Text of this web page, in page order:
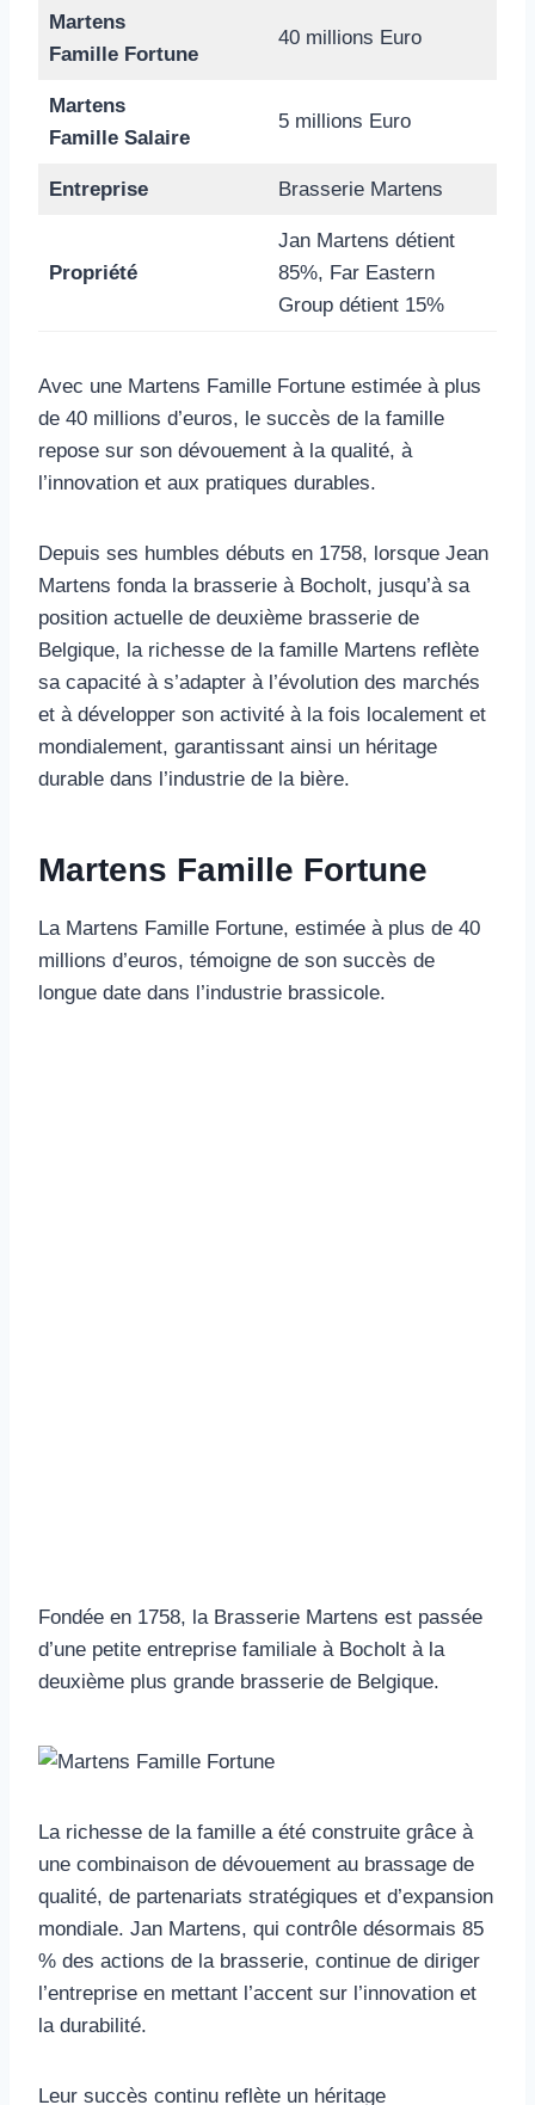
Martens
Famille Fortune
40 millions Euro
Martens
Famille Salaire
5 millions Euro
Entreprise Brasserie Martens
Propriété
Jan Martens détient
85%, Far Eastern
Group détient 15%
Avec une Martens Famille Fortune estimée à plus
de 40 millions d’euros, le succès de la famille
repose sur son dévouement à la qualité, à
l’innovation et aux pratiques durables.
Depuis ses humbles débuts en 1758, lorsque Jean
Martens fonda la brasserie à Bocholt, jusqu’à sa
position actuelle de deuxième brasserie de
Belgique, la richesse de la famille Martens reflète
sa capacité à s’adapter à l’évolution des marchés
et à développer son activité à la fois localement et
mondialement, garantissant ainsi un héritage
durable dans l’industrie de la bière.
Martens Famille Fortune
La Martens Famille Fortune, estimée à plus de 40
millions d’euros, témoigne de son succès de
longue date dans l’industrie brassicole.
Fondée en 1758, la Brasserie Martens est passée
d’une petite entreprise familiale à Bocholt à la
deuxième plus grande brasserie de Belgique.
La richesse de la famille a été construite grâce à
une combinaison de dévouement au brassage de
qualité, de partenariats stratégiques et d’expansion
mondiale. Jan Martens, qui contrôle désormais 85
% des actions de la brasserie, continue de diriger
l’entreprise en mettant l’accent sur l’innovation et
la durabilité.
Leur succès continu reflète un héritage